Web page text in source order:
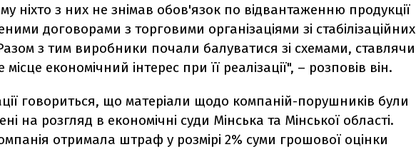
ніхто з них не знімав обов'язок по відвантаженню продукції
договорами з торговими організаціями зі стабілізаційних
з тим виробники почали балуватися зі схемами, ставлячи
економічний інтерес при її реалізації", – розповів він.
говориться, що матеріали щодо компаній-порушників були
на розгляд в економічні суди Мінська та Мінської області.
отримала штраф у розмірі 2% суми грошової оцінки